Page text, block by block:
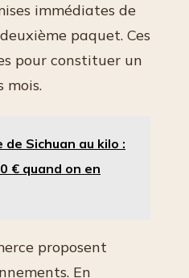
immédiates de
paquet. Ces
pour constituer un
mois.
de Sichuan au kilo :
€ quand on en
proposent
En